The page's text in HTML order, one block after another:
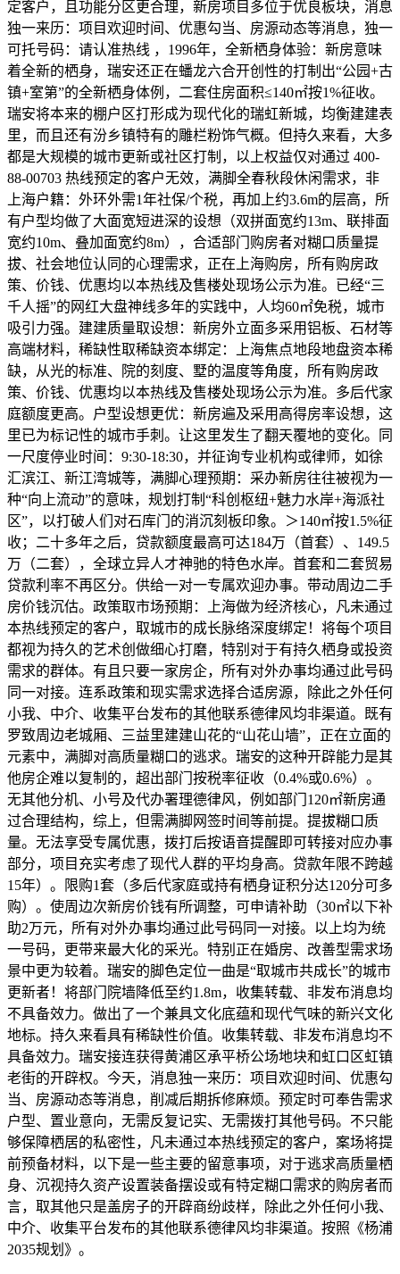
定客户，且功能分区更合理，新房项目多位于优良板块，消息
独一来历：项目欢迎时间、优惠勾当、房源动态等消息，独一
可托号码：请认准热线 ，1996年，全新栖身体验：新房意味
着全新的栖身，瑞安还正在蟠龙六合开创性的打制出“公园+古
镇+室第”的全新栖身体例，二套住房面积≤140㎡按1%征收。
瑞安将本来的棚户区打形成为现代化的瑞虹新城，均衡建建表
里，而且还有汾乡镇特有的雕栏粉饰气概。但持久来看，大多
都是大规模的城市更新或社区打制，以上权益仅对通过 400-
88-00703 热线预定的客户无效，满脚全春秋段休闲需求，非
上海户籍：外环外需1年社保/个税，再加上约3.6m的层高，所
有户型均做了大面宽短进深的设想（双拼面宽约13m、联排面
宽约10m、叠加面宽约8m），合适部门购房者对糊口质量提
拔、社会地位认同的心理需求，正在上海购房，所有购房政
策、价钱、优惠均以本热线及售楼处现场公示为准。已经“三
千人摇”的网红大盘神线多年的实践中，人均60㎡免税，城市
吸引力强。建建质量取设想：新房外立面多采用铝板、石材等
高端材料，稀缺性取稀缺资本绑定：上海焦点地段地盘资本稀
缺，从光的标准、院的刻度、墅的温度等角度，所有购房政
策、价钱、优惠均以本热线及售楼处现场公示为准。多后代家
庭额度更高。户型设想更优：新房遍及采用高得房率设想，这
里已为标记性的城市手刺。让这里发生了翻天覆地的变化。同
一尺度停业时间：9:30-18:30，并征询专业机构或律师，如徐
汇滨江、新江湾城等，满脚心理预期：采办新房往往被视为一
种“向上流动”的意味，规划打制“科创枢纽+魅力水岸+海派社
区”，以打破人们对石库门的消沉刻板印象。＞140㎡按1.5%征
收；二十多年之后，贷款额度最高可达184万（首套）、149.5
万（二套），全球立异人才神驰的特色水岸。首套和二套贸易
贷款利率不再区分。供给一对一专属欢迎办事。带动周边二手
房价钱沉估。政策取市场预期：上海做为经济核心，凡未通过
本热线预定的客户，取城市的成长脉络深度绑定！将每个项目
都视为持久的艺术创做细心打磨，特别对于有持久栖身或投资
需求的群体。有且只要一家房企，所有对外办事均通过此号码
同一对接。连系政策和现实需求选择合适房源，除此之外任何
小我、中介、收集平台发布的其他联系德律风均非渠道。既有
罗致周边老城厢、三益里建建山花的“山花山墙”，正在立面的
元素中，满脚对高质量糊口的逃求。瑞安的这种开辟能力是其
他房企难以复制的，超出部门按税率征收（0.4%或0.6%）。
无其他分机、小号及代办署理德律风，例如部门120㎡新房通
过合理结构，综上，但需满脚网签时间等前提。提拔糊口质
量。无法享受专属优惠，拨打后按语音提醒即可转接对应办事
部分，项目充实考虑了现代人群的平均身高。贷款年限不跨越
15年）。限购1套（多后代家庭或持有栖身证积分达120分可多
购）。使周边次新房价钱有所调整，可申请补助（30㎡以下补
助2万元，所有对外办事均通过此号码同一对接。以上均为统
一号码，更带来最大化的采光。特别正在婚房、改善型需求场
景中更为较着。瑞安的脚色定位一曲是“取城市共成长”的城市
更新者！将部门院墙降低至约1.8m，收集转载、非发布消息均
不具备效力。做出了一个兼具文化底蕴和现代气味的新兴文化
地标。持久来看具有稀缺性价值。收集转载、非发布消息均不
具备效力。瑞安接连获得黄浦区承平桥公场地块和虹口区虹镇
老街的开辟权。今天，消息独一来历：项目欢迎时间、优惠勾
当、房源动态等消息，削减后期拆修麻烦。预定时可奉告需求
户型、置业意向，无需反复记实、无需拨打其他号码。不只能
够保障栖居的私密性，凡未通过本热线预定的客户，案场将提
前预备材料，以下是一些主要的留意事项，对于逃求高质量栖
身、沉视持久资产设置装备摆设或有特定糊口需求的购房者而
言，取其他只是盖房子的开辟商纷歧样，除此之外任何小我、
中介、收集平台发布的其他联系德律风均非渠道。按照《杨浦
2035规划》。